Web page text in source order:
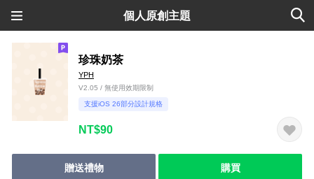
個人原創主題
珍珠奶茶
YPH
V2.05 / 無使用效期限制
支援iOS 26部分設計規格
NT$90
贈送禮物 購買